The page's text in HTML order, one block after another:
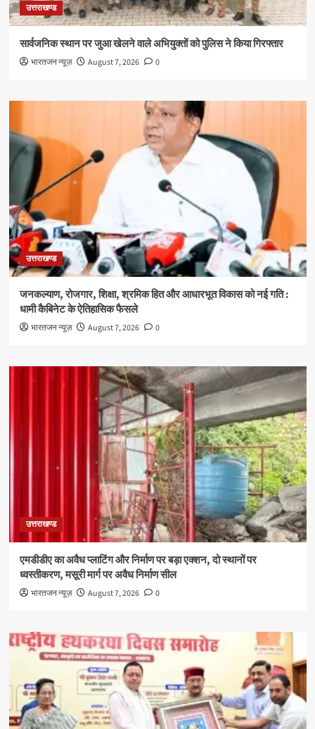
उत्तराखण्ड
सार्वजनिक स्थान पर जुआ खेलने वाले अभियुक्तों को पुलिस ने किया गिरफ्तार
भारतजन न्यूज़ August 7, 2026 0
उत्तराखण्ड
जनकल्याण, रोजगार, शिक्षा, श्रमिक हित और आधारभूत विकास को नई गति :
धामी कैबिनेट के ऐतिहासिक फैसले
भारतजन न्यूज़ August 7, 2026 0
उत्तराखण्ड
एमडीडीए का अवैध प्लाटिंग और निर्माण पर बड़ा एक्शन, दो स्थानों पर
ध्वस्तीकरण, मसूरी मार्ग पर अवैध निर्माण सील
भारतजन न्यूज़ August 7, 2026 0